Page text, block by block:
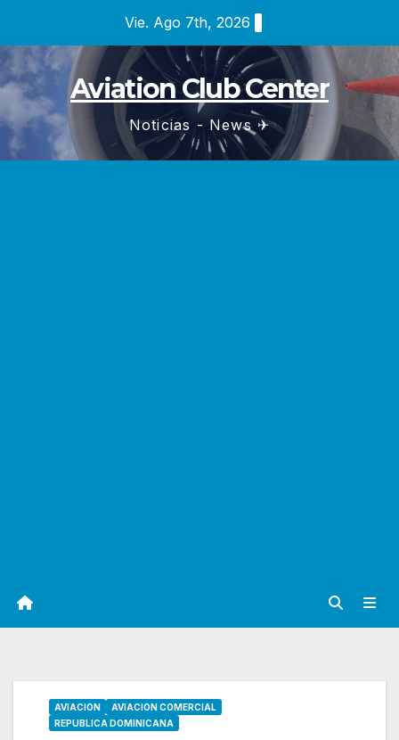
contenido
Vie. Ago 7th, 2026
Aviation Club Center
Noticias - News ✈
AVIACION
AVIACION COMERCIAL
REPUBLICA DOMINICANA